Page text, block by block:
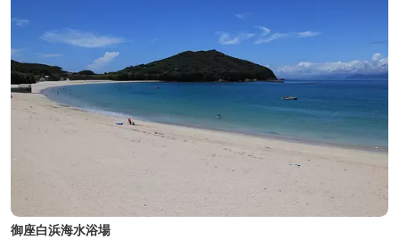
御座白浜海水浴場